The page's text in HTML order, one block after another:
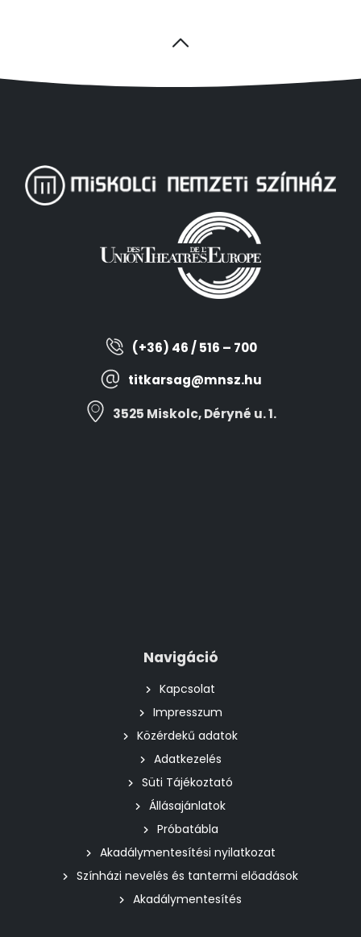
(+36) 46 / 516 – 700
titkarsag@mnsz.hu
3525 Miskolc, Déryné u. 1.
Navigáció
Kapcsolat
Impresszum
Közérdekű adatok
Adatkezelés
Süti Tájékoztató
Állásajánlatok
Próbatábla
Akadálymentesítési nyilatkozat
Színházi nevelés és tantermi előadások
Akadálymentesítés